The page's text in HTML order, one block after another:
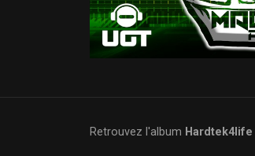
Retrouvez l'album Hardtek4life